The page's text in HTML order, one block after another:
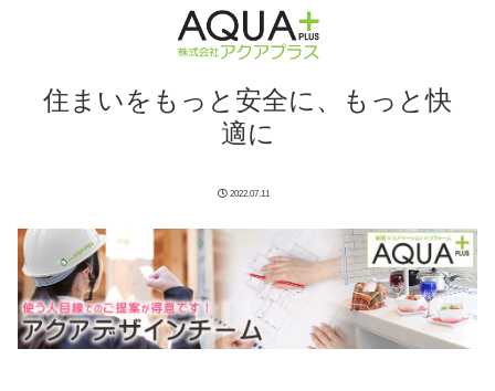
住まいをもっと安全に、もっと快
適に
2022.07.11